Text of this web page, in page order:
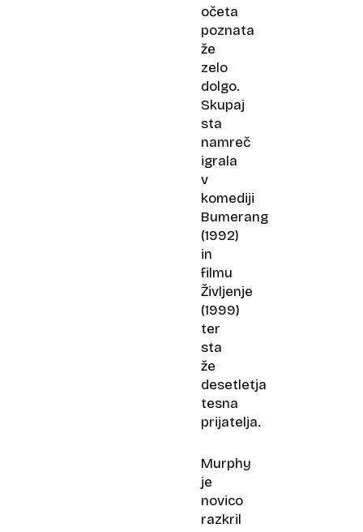
očeta
poznata
že
zelo
dolgo.
Skupaj
sta
namreč
igrala
v
komediji
Bumerang
(1992)
in
filmu
Življenje
(1999)
ter
sta
že
desetletja
tesna
prijatelja.
Murphy
je
novico
razkril